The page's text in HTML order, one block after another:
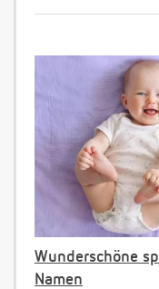
Wunderschöne
Namen